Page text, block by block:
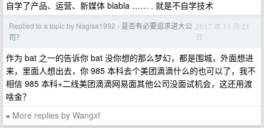
自学了产品、运营、新媒体 blabla …… . 就是不自学技术
Replied to a topic by Nagisa1992 › 是否有必要追求进大公
司？
2017 年 11 月 21
日
作为 bat 之一的告诉你 bat 没你想的那么梦幻，都是围城，外面想进
来，里面人想出去，你 985 本科去个美团滴滴什么的也可以了，我不
相信 985 本科+二线美团滴滴网易面其他公司没面试机会，这还用渡
啥金？
» More replies by Wangxf